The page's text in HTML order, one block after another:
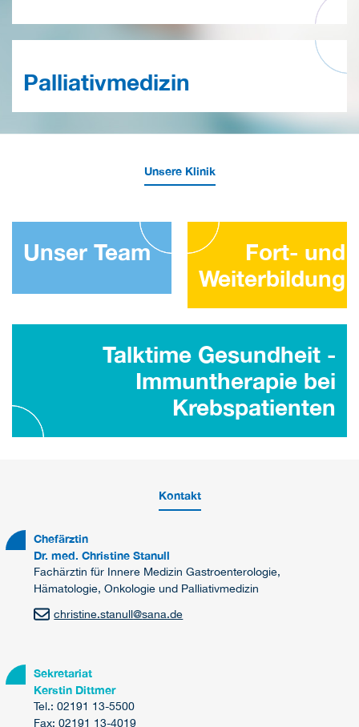
Palliativmedizin
Unsere Klinik
Unser Team
Fort- und
Weiterbildung
Talktime Gesundheit -
Immuntherapie bei
Krebspatienten
Kontakt
Chefärztin
Dr. med. Christine Stanull
Fachärztin für Innere Medizin Gastroenterologie,
Hämatologie, Onkologie und Palliativmedizin
christine.stanull@sana.de
Sekretariat
Kerstin Dittmer
Tel.: 02191 13-5500
Fax: 02191 13-4019